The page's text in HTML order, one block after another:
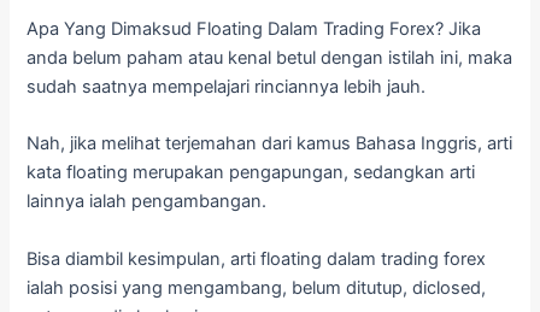
Apa Yang Dimaksud Floating Dalam Trading Forex? Jika
anda belum paham atau kenal betul dengan istilah ini, maka
sudah saatnya mempelajari rinciannya lebih jauh.
Nah, jika melihat terjemahan dari kamus Bahasa Inggris, arti
kata floating merupakan pengapungan, sedangkan arti
lainnya ialah pengambangan.
Bisa diambil kesimpulan, arti floating dalam trading forex
ialah posisi yang mengambang, belum ditutup, diclosed,